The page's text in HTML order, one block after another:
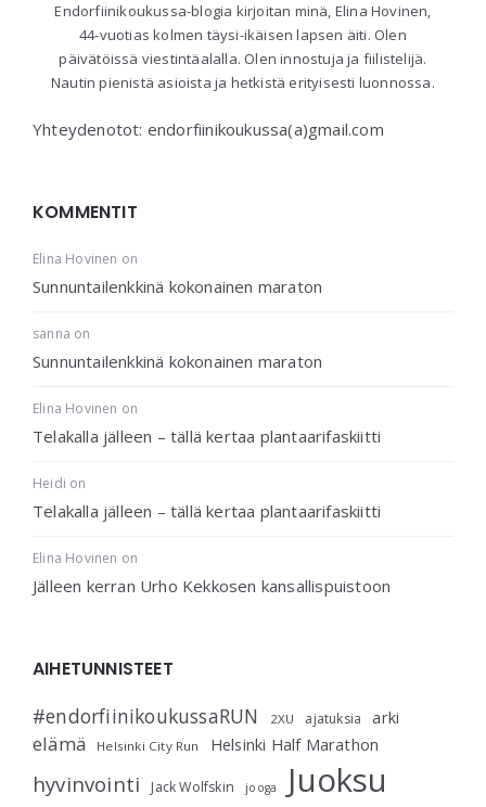
Endorfiinikoukussa-blogia kirjoitan minä, Elina Hovinen,
44-vuotias kolmen täysi-ikäisen lapsen äiti. Olen
päivätöissä viestintäalalla. Olen innostuja ja fiilistelijä.
Nautin pienistä asioista ja hetkistä erityisesti luonnossa.
Yhteydenotot: endorfiinikoukussa(a)gmail.com
KOMMENTIT
Elina Hovinen on
Sunnuntailenkkinä kokonainen maraton
sanna on
Sunnuntailenkkinä kokonainen maraton
Elina Hovinen on
Telakalla jälleen – tällä kertaa plantaarifaskiitti
Heidi on
Telakalla jälleen – tällä kertaa plantaarifaskiitti
Elina Hovinen on
Jälleen kerran Urho Kekkosen kansallispuistoon
AIHETUNNISTEET
#endorfiinikoukussaRUN 2XU ajatuksia arki
elämä Helsinki City Run Helsinki Half Marathon
hyvinvointi Jack Wolfskin jooga Juoksu